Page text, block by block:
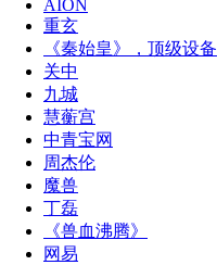
AION
重玄
《秦始皇》，顶级设备
关中
九城
慧蘅宫
中青宝网
周杰伦
魔兽
丁磊
《兽血沸腾》
网易